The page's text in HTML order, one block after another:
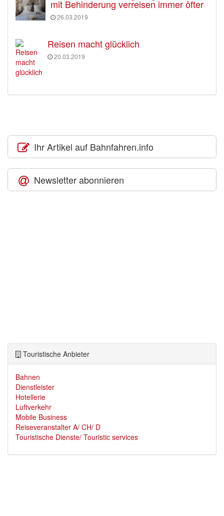
mit Behinderung verreisen immer öfter
26.03.2019
Reisen macht glücklich
20.03.2019
Ihr Artikel auf Bahnfahren.info
Newsletter abonnieren
Touristische Anbieter
Bahnen
Dienstleister
Hotellerie
Luftverkehr
Mobile Business
Reiseveranstalter A/ CH/ D
Touristische Dienste/ Touristic services